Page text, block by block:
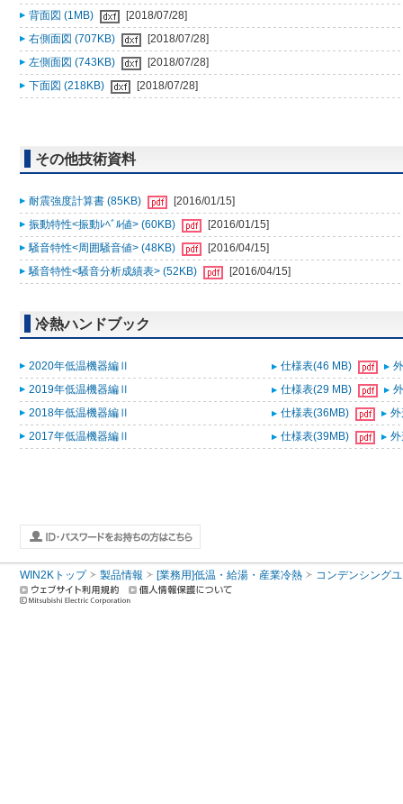
背面図 (1MB)
[2018/07/28]
右側面図 (707KB)
[2018/07/28]
左側面図 (743KB)
[2018/07/28]
下面図 (218KB)
[2018/07/28]
その他技術資料
耐震強度計算書 (85KB)
[2016/01/15]
振動特性<振動ﾚﾍﾞﾙ値> (60KB)
[2016/01/15]
騒音特性<周囲騒音値> (48KB)
[2016/04/15]
騒音特性<騒音分析成績表> (52KB)
[2016/04/15]
冷熱ハンドブック
2020年低温機器編Ⅱ 仕様表(46 MB)
2019年低温機器編Ⅱ
仕様表(29 MB)
2018年低温機器編Ⅱ
仕様表(36MB)
2017年低温機器編Ⅱ
仕様表(39MB)
WIN2Kトップ 製品情報 [業務用]低温・給湯・産業冷熱 コンデンシング